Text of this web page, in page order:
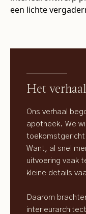
Het
Ons verhaal
apotheek. We
Want, al snel
uitvoering vaak
kleine details
Daarom